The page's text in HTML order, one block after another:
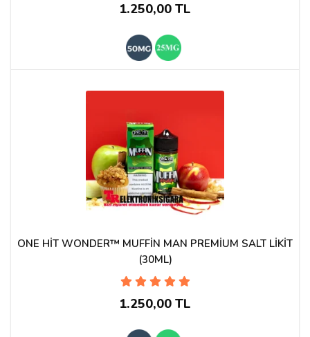
1.250,00 TL
ONE HİT WONDER™ MUFFİN MAN PREMİUM SALT LİKİT
(30ML)
1.250,00 TL